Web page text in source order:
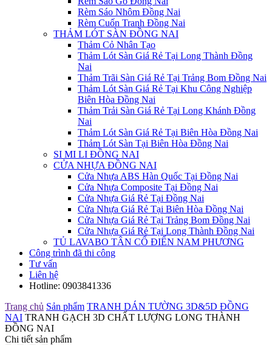
Rèm Sáo Nhôm Đồng Nai
Rèm Cuốn Tranh Đồng Nai
THẢM LÓT SÀN ĐỒNG NAI
Thảm Cỏ Nhân Tạo
Thảm Lót Sàn Giá Rẻ Tại Long Thành Đồng
Nai
Thảm Trãi Sàn Giá Rẻ Tại Trảng Bom Đồng Nai
Thảm Lót Sàn Giá Rẻ Tại Khu Công Nghiệp
Biên Hòa Đồng Nai
Thảm Trải Sàn Giá Rẻ Tại Long Khánh Đồng
Nai
Thảm Lót Sàn Giá Rẻ Tại Biên Hòa Đồng Nai
Thảm Lót Sàn Tại Biên Hòa Đồng Nai
SI MI LI ĐỒNG NAI
CỬA NHỰA ĐỒNG NAI
Cửa Nhựa ABS Hàn Quốc Tại Đồng Nai
Cửa Nhựa Composite Tại Đồng Nai
Cửa Nhựa Giá Rẻ Tại Đồng Nai
Cửa Nhựa Giá Rẻ Tại Biên Hòa Đồng Nai
Cửa Nhựa Giá Rẻ Tại Trảng Bom Đồng Nai
Cửa Nhựa Giá Rẻ Tại Long Thành Đồng Nai
TỦ LAVABO TÂN CỔ ĐIỂN NAM PHƯƠNG
Công trình đã thi công
Tư vấn
Liên hệ
Hotline: 0903841336
Trang chủ Sản phẩm TRANH DÁN TƯỜNG 3D&5D ĐỒNG
NAI TRANH GẠCH 3D CHẤT LƯỢNG LONG THÀNH
ĐỒNG NAI
Chi tiết sản phẩm